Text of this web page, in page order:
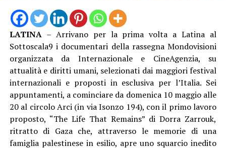
LATINA– Arrivano per la prima volta a Latina al
Sottoscala9 i documentari della rassegna Mondovisioni
organizzata da Internazionale e CineAgenzia, su
attualità e diritti umani, selezionati dai maggiori festival
internazionali e proposti in esclusiva per l’Italia. Sei
appuntamenti, a cominciare da domenica 10 maggio alle
20 al circolo Arci (in via Isonzo 194), con il primo lavoro
proposto, “The Life That Remains” di Dorra Zarrouk,
ritratto di Gaza che, attraverso le memorie di una
famiglia palestinese in esilio, apre uno squarcio inedito